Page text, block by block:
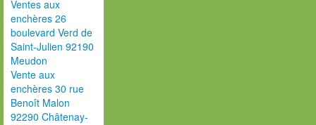
Ventes aux
enchères 26
boulevard Verd de
Saint-Julien 92190
Meudon
Vente aux
enchères 30 rue
Benoît Malon
92290 Châtenay-